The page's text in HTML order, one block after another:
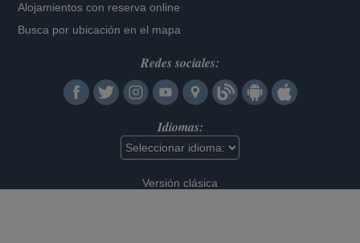
Alojamientos con reserva online
Busca por ubicación en el mapa
Redes sociales:
Idiomas:
Versión clásica